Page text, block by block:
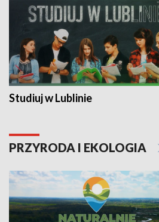
Studiuj w Lublinie
PRZYRODA I EKOLOGIA